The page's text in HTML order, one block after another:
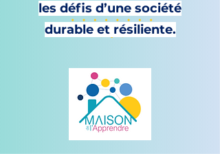
les défis d’une société
durable et résiliente.